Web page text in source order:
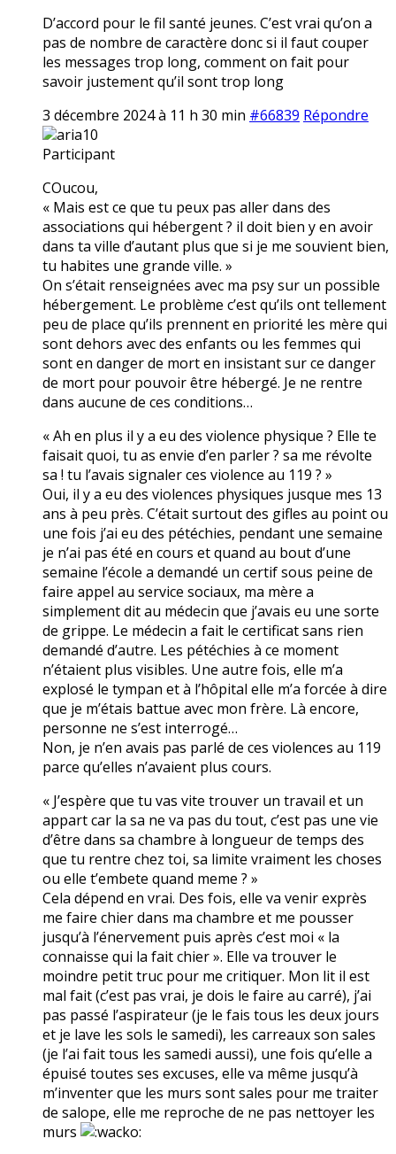
D’accord pour le fil santé jeunes. C’est vrai qu’on a
pas de nombre de caractère donc si il faut couper
les messages trop long, comment on fait pour
savoir justement qu’il sont trop long
3 décembre 2024 à 11 h 30 min #66839 Répondre
aria10
Participant
COucou,
« Mais est ce que tu peux pas aller dans des
associations qui hébergent ? il doit bien y en avoir
dans ta ville d’autant plus que si je me souvient bien,
tu habites une grande ville. »
On s’était renseignées avec ma psy sur un possible
hébergement. Le problème c’est qu’ils ont tellement
peu de place qu’ils prennent en priorité les mère qui
sont dehors avec des enfants ou les femmes qui
sont en danger de mort en insistant sur ce danger
de mort pour pouvoir être hébergé. Je ne rentre
dans aucune de ces conditions…
« Ah en plus il y a eu des violence physique ? Elle te
faisait quoi, tu as envie d’en parler ? sa me révolte
sa ! tu l’avais signaler ces violence au 119 ? »
Oui, il y a eu des violences physiques jusque mes 13
ans à peu près. C’était surtout des gifles au point ou
une fois j’ai eu des pétéchies, pendant une semaine
je n’ai pas été en cours et quand au bout d’une
semaine l’école a demandé un certif sous peine de
faire appel au service sociaux, ma mère a
simplement dit au médecin que j’avais eu une sorte
de grippe. Le médecin a fait le certificat sans rien
demandé d’autre. Les pétéchies à ce moment
n’étaient plus visibles. Une autre fois, elle m’a
explosé le tympan et à l’hôpital elle m’a forcée à dire
que je m’étais battue avec mon frère. Là encore,
personne ne s’est interrogé…
Non, je n’en avais pas parlé de ces violences au 119
parce qu’elles n’avaient plus cours.
« J’espère que tu vas vite trouver un travail et un
appart car la sa ne va pas du tout, c’est pas une vie
d’être dans sa chambre à longueur de temps des
que tu rentre chez toi, sa limite vraiment les choses
ou elle t’embete quand meme ? »
Cela dépend en vrai. Des fois, elle va venir exprès
me faire chier dans ma chambre et me pousser
jusqu’à l’énervement puis après c’est moi « la
connaisse qui la fait chier ». Elle va trouver le
moindre petit truc pour me critiquer. Mon lit il est
mal fait (c’est pas vrai, je dois le faire au carré), j’ai
pas passé l’aspirateur (je le fais tous les deux jours
et je lave les sols le samedi), les carreaux son sales
(je l’ai fait tous les samedi aussi), une fois qu’elle a
épuisé toutes ses excuses, elle va même jusqu’à
m’inventer que les murs sont sales pour me traiter
de salope, elle me reproche de ne pas nettoyer les
murs